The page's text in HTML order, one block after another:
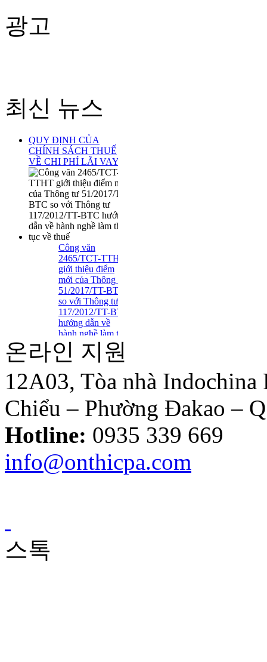
광고
최신 뉴스
QUY ĐỊNH CỦA
CHÍNH SÁCH THUẾ
VỀ CHI PHÍ LÃI VAY
Công văn
2465/TCT-TTHT
giới thiệu điểm
mới của Thông tư
51/2017/TT-BTC
so với Thông tư
117/2012/TT-BTC
hướng dẫn về
hành nghề làm thủ
tục về thuế
Tuyển Dụng Trợ Lý Kiểm
Toán Năm 2016
Thông tư số
39/2014/TT-BTC:
Một số quy định
mới về hóa đơn..
온라인 지원
12A03, Tòa nhà
Chiểu – Phường Đakao –
Hotline: 0935 339 669
info@onthicpa.com
스톡